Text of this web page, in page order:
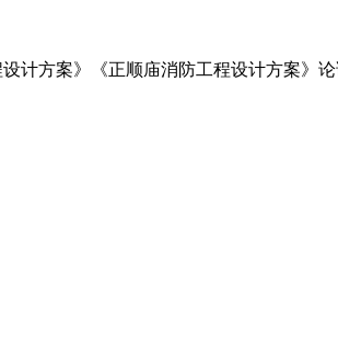
计方案》《正顺庙消防工程设计方案》